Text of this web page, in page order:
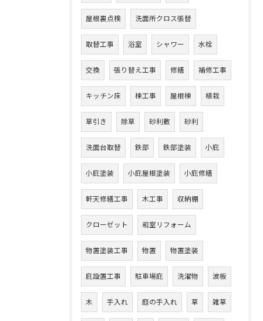
屋根裏点検 洗面所クロス張替
取替工事 浴室 シャワー 水栓
交換 張り替え工事 修繕 補修工事
キッチン床 棟工事 屋根棟 植栽
草引き 除草 砂利敷 砂利
洗面台取替 鉄部 鉄部塗装 小庇
小庇塗装 小庇屋根塗装 小庇修繕
軒天修繕工事 木工事 収納棚
クローゼット 和室リフォーム
物置塗装工事 物置 物置塗装
庇設置工事 駐車場庇 洗濯物 波板
木 手入れ 庭の手入れ 草 雑草